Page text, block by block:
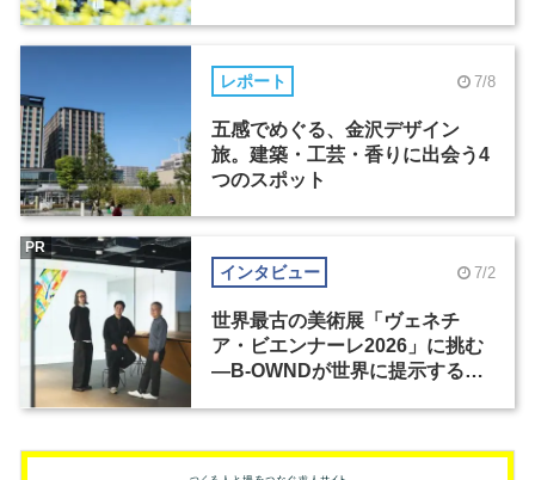
レポート 7/8
五感でめぐる、金沢デザイン
旅。建築・工芸・香りに出会う4
つのスポット
インタビュー 7/2
世界最古の美術展「ヴェネチ
ア・ビエンナーレ2026」に挑む
―B-OWNDが世界に提示する美
PR